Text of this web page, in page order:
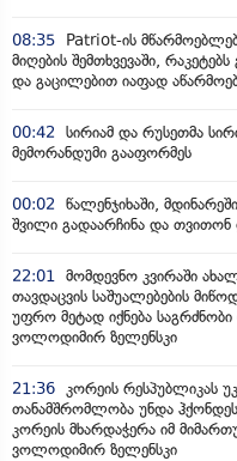
08:35
Patriot-ის
მიღების შემთხვევაში,
და გაცილებით იაფად
00:42 სირიამ და რუსეთმა
მემორანდუმი გააფორმეს
00:02 წალენჯიხაში,
შვილი გადაარჩინა და თვითონ
22:01 მომდევნო კვირაში
თავდაცვის საშუალებების
უფრო მეტად იქნება
ვოლოდიმირ ზელენსკი
21:36 კორეის რესპუბლიკას
თანამშრომლობა უნდა
კორეის მხარდაჭერა იმ
ვოლოდიმირ ზელენსკი